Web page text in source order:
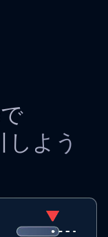
しよう